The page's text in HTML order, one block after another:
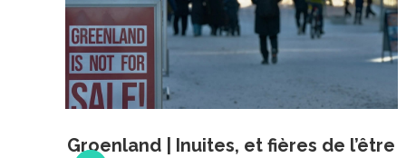
Groenland | Inuites, et fières de l’être